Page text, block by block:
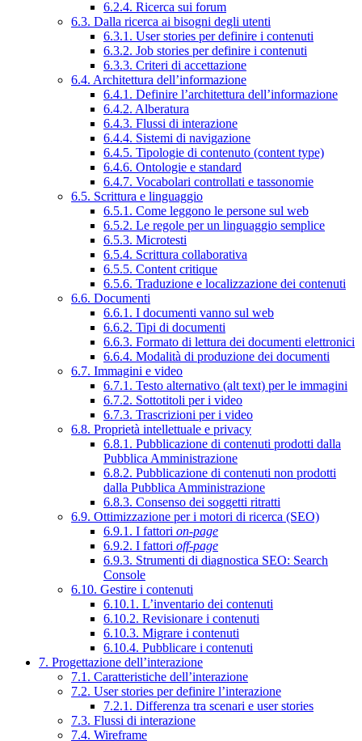
6.2.4. Ricerca sui forum
6.3. Dalla ricerca ai bisogni degli utenti
6.3.1. User stories per definire i contenuti
6.3.2. Job stories per definire i contenuti
6.3.3. Criteri di accettazione
6.4. Architettura dell’informazione
6.4.1. Definire l’architettura dell’informazione
6.4.2. Alberatura
6.4.3. Flussi di interazione
6.4.4. Sistemi di navigazione
6.4.5. Tipologie di contenuto (content type)
6.4.6. Ontologie e standard
6.4.7. Vocabolari controllati e tassonomie
6.5. Scrittura e linguaggio
6.5.1. Come leggono le persone sul web
6.5.2. Le regole per un linguaggio semplice
6.5.3. Microtesti
6.5.4. Scrittura collaborativa
6.5.5. Content critique
6.5.6. Traduzione e localizzazione dei contenuti
6.6. Documenti
6.6.1. I documenti vanno sul web
6.6.2. Tipi di documenti
6.6.3. Formato di lettura dei documenti elettronici
6.6.4. Modalità di produzione dei documenti
6.7. Immagini e video
6.7.1. Testo alternativo (alt text) per le immagini
6.7.2. Sottotitoli per i video
6.7.3. Trascrizioni per i video
6.8. Proprietà intellettuale e privacy
6.8.1. Pubblicazione di contenuti prodotti dalla
Pubblica Amministrazione
6.8.2. Pubblicazione di contenuti non prodotti
dalla Pubblica Amministrazione
6.8.3. Consenso dei soggetti ritratti
6.9. Ottimizzazione per i motori di ricerca (SEO)
6.9.1. I fattori on-page
6.9.2. I fattori off-page
6.9.3. Strumenti di diagnostica SEO: Search
Console
6.10. Gestire i contenuti
6.10.1. L’inventario dei contenuti
6.10.2. Revisionare i contenuti
6.10.3. Migrare i contenuti
6.10.4. Pubblicare i contenuti
7. Progettazione dell’interazione
7.1. Caratteristiche dell’interazione
7.2. User stories per definire l’interazione
7.2.1. Differenza tra scenari e user stories
7.3. Flussi di interazione
7.4. Wireframe